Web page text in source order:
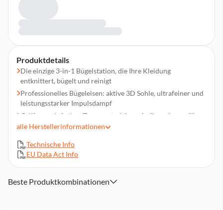
Produktdetails
Die einzige 3-in-1 Bügelstation, die Ihre Kleidung
entknittert, bügelt und reinigt
Professionelles Bügeleisen: aktive 3D Sohle, ultrafeiner und
leistungsstarker Impulsdampf
Griff zum einfachen Transport, sichere Aufbewahrung für
das Bügeleisen
Abstellen auf dem Fußboden
Silikonmatte zum Abstellen des heißen Bügeleisens,
Aufheizzeit von 3 Minuten, Abschaltautomatik
Automatische Kabelaufwicklung, Füllkapazität des
alle Herstellerinformationen
Technische Info
EU Data Act Info
Beste Produktkombinationen